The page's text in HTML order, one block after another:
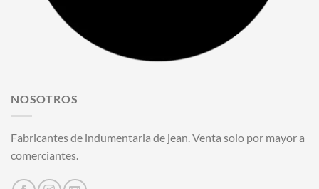
NOSOTROS
Fabricantes de indumentaria de jean. Venta solo por mayor a
comerciantes.